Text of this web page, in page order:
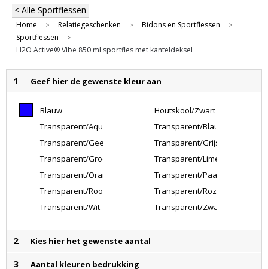
< Alle Sportflessen
Home > Relatiegeschenken > Bidons en Sportflessen >
Sportflessen >
H2O Active® Vibe 850 ml sportfles met kanteldeksel
1 Geef hier de gewenste kleur aan
Blauw
Houtskool/Zwart
Transparent/Aquablauw
Transparent/Blauw
Transparent/Geel
Transparent/Grijs
Transparent/Groen
Transparent/Lime
Transparent/Oranje
Transparent/Paars
Transparent/Rood
Transparent/Roze
Transparent/Wit
Transparent/Zwart
2 Kies hier het gewenste aantal
3 Aantal kleuren bedrukking